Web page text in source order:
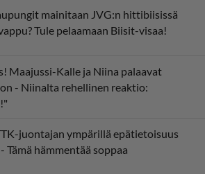
mainitaan JVG:n hittibiisissä
Tule pelaamaan Biisit-visaa!
Maajussi-Kalle ja Niina palaavat
- Niinalta rehellinen reaktio:
juontajan ympärillä epätietoisuus
Tämä hämmentää soppaa